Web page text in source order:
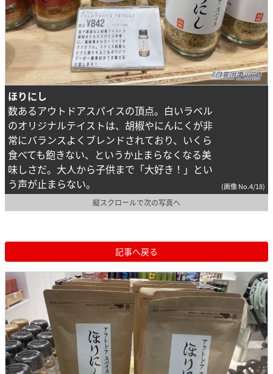
ほりにし
数あるアウトドアスパイスの頂点。白いラベル
のオリジナルテイストは、胡椒やにんにくが非
常にバランスよくブレンドされており、いくら
食べても飽きない、というか止まらなくなる美
味しさだ。大人から子供まで「大好き！」とい
う声が止まらない。
(画像 No.4/18)
縦スクロールで次の写真へ
記事へ戻る